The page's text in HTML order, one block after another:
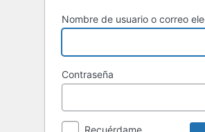
Nombre de usuario o correo
Contraseña